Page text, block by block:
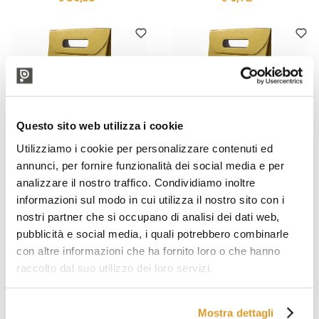
Questo sito web utilizza i cookie
Utilizziamo i cookie per personalizzare contenuti ed
annunci, per fornire funzionalità dei social media e per
analizzare il nostro traffico. Condividiamo inoltre
informazioni sul modo in cui utilizza il nostro sito con i
nostri partner che si occupano di analisi dei dati web,
pubblicità e social media, i quali potrebbero combinarle
con altre informazioni che ha fornito loro o che hanno
raccolto dal suo utilizzo dei loro servizi.
Mostra dettagli
Polsinelli
Scatola per bottiglie oro
effetto fibra 2 posti (30
pezzi)
€ 26,64
Polsinelli
Scatola per bottiglie oro
effetto fibra 2 posti (10
pezzi)
€ 9,75